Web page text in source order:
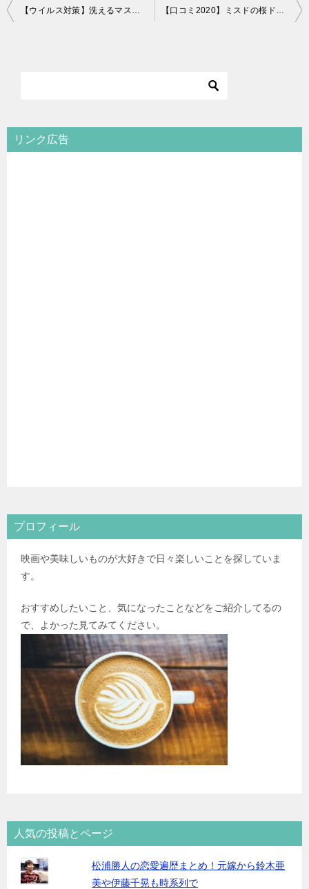
投
シリンク広告
プロフィール
映画や美味しいものが大好きで日々楽しいことを探していま
す。
おすすめしたいこと、気になったことなどをご紹介してるの
で、よかった見てみてください。
人気の投稿とページ
松浦勝人の恋愛遍歴まとめ！元嫁から鈴木亜
美や伊藤千晃も時系列で